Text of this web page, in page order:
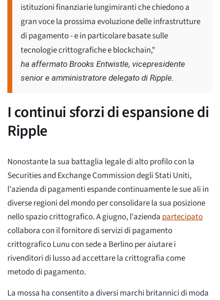
istituzioni finanziarie lungimiranti che chiedono a
gran voce la prossima evoluzione delle infrastrutture
di pagamento - e in particolare basate sulle
tecnologie crittografiche e blockchain,"
ha affermato Brooks Entwistle, vicepresidente
senior e amministratore delegato di Ripple.
I continui sforzi di espansione di
Ripple
Nonostante la sua battaglia legale di alto profilo con la
Securities and Exchange Commission degli Stati Uniti,
l'azienda di pagamenti espande continuamente le sue ali in
diverse regioni del mondo per consolidare la sua posizione
nello spazio crittografico. A giugno, l'azienda partecipato
collabora con il fornitore di servizi di pagamento
crittografico Lunu con sede a Berlino per aiutare i
rivenditori di lusso ad accettare la crittografia come
metodo di pagamento.
La mossa ha consentito a diversi marchi britannici di moda